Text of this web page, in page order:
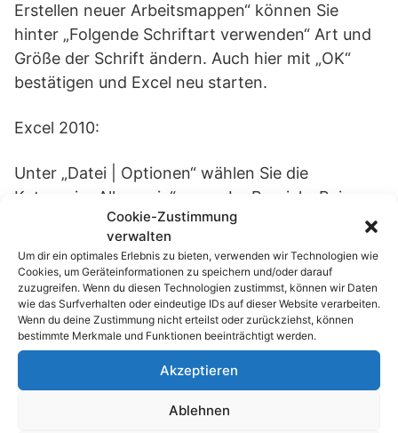
Erstellen neuer Arbeitsmappen“ können Sie
hinter „Folgende Schriftart verwenden“ Art und
Größe der Schrift ändern. Auch hier mit „OK“
bestätigen und Excel neu starten.
Excel 2010:
Unter „Datei | Optionen“ wählen Sie die
Kategorie „Allgemein“ aus. Im Bereich „Beim
Erstellen neuer Arbeitsmappen“ können Sie
hinter „Folgende Schriftart verwenden“ die
gewünschten Änderungen vornehmen. Mit „OK“
bestätigen und Excel 2010 neu starten, damit die
geänderten Einstellungen aktiviert werden.
Passend zum Thema »
echo rm -rf: Der 4-Buchstaben-Trick, der
Cookie-Zustimmung
verwalten
Um dir ein optimales Erlebnis zu bieten, verwenden wir Technologien wie
Cookies, um Geräteinformationen zu speichern und/oder darauf
zuzugreifen. Wenn du diesen Technologien zustimmst, können wir Daten
wie das Surfverhalten oder eindeutige IDs auf dieser Website verarbeiten.
Wenn du deine Zustimmung nicht erteilst oder zurückziehst, können
bestimmte Merkmale und Funktionen beeinträchtigt werden.
Akzeptieren
Ablehnen